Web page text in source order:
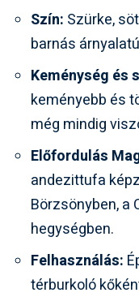
Szín: Szürke,
barnás
Keménység és
keményebb és
még mindig
Előfordulás
andezittufa
Börzsönyben, a
hegységben.
Felhasználás:
térburkoló